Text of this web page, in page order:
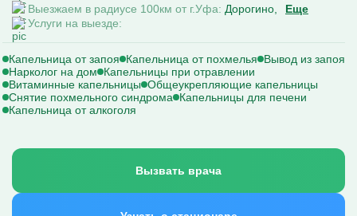
Выезжаем в радиусе 100км от г.Уфа: Дорогино
Еще
Услуги на выезде:
Капельница от запоя Капельница от похмелья
Вывод из запоя
Нарколог на дом
Капельницы при отравлении
Витаминные капельницы Общеукрепляющие капельницы
Снятие похмельного синдрома
Капельницы для печени
Капельница от алкоголя
Вызвать врача